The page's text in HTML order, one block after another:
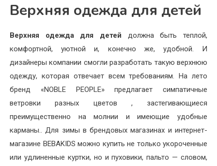
Верхняя одежда для детей
Верхняя одежда для детей должна быть теплой,
комфортной, уютной и, конечно же, удобной. И
дизайнеры компании смогли разработать такую верхнюю
одежду, которая отвечает всем требованиям. На лето
бренд «NOBLE PEOPLE» предлагает симпатичные
ветровки разных цветов , застегивающиеся
преимущественно на молнии и имеющие удобные
карманы.. Для зимы в брендовых магазинах и интернет-
магазине BEBAKIDS можно купить не только укороченные
или удлиненные куртки, но и пуховики, пальто — словом,